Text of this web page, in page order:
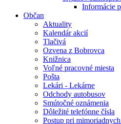
Informácie
Občan
Aktuality
Kalendár akcií
Tlačivá
Ozvena z Bobrovca
Knižnica
Voľné pracovné miesta
Pošta
Lekári - Lekárne
Odchody autobusov
Smútočné oznámenia
Dôležité telefónne čísla
Postup pri